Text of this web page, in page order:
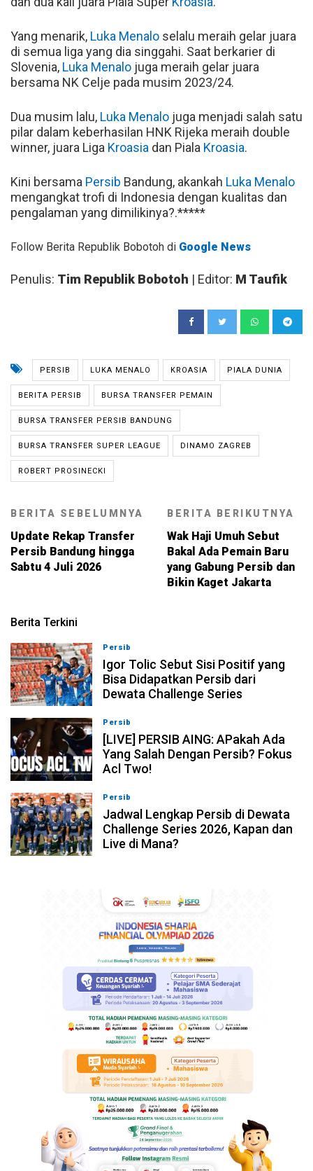
Yang menarik, Luka Menalo selalu meraih gelar juara
di semua liga yang dia singgahi. Saat berkarier di
Slovenia, Luka Menalo juga meraih gelar juara
bersama NK Celje pada musim 2023/24.
Dua musim lalu, Luka Menalo juga menjadi salah satu
pilar dalam keberhasilan HNK Rijeka meraih double
winner, juara Liga Kroasia dan Piala Kroasia.
Kini bersama Persib Bandung, akankah Luka Menalo
mengangkat trofi di Indonesia dengan kualitas dan
pengalaman yang dimilikinya?.*****
Follow Berita Republik Bobotoh di Google News
Penulis: Tim Republik Bobotoh | Editor: M Taufik
PERSIB LUKA MENALO KROASIA PIALA DUNIA
BERITA PERSIB BURSA TRANSFER PEMAIN
BURSA TRANSFER PERSIB BANDUNG
BURSA TRANSFER SUPER LEAGUE DINAMO ZAGREB
ROBERT PROSINECKI
BERITA SEBELUMNYA
Update Rekap Transfer
Persib Bandung hingga
Sabtu 4 Juli 2026
BERITA BERIKUTNYA
Wak Haji Umuh Sebut
Bakal Ada Pemain Baru
yang Gabung Persib dan
Bikin Kaget Jakarta
Berita Terkini
Persib
Igor Tolic Sebut Sisi Positif yang
Bisa Didapatkan Persib dari
Dewata Challenge Series
Persib
[LIVE] PERSIB AING: APakah Ada
Yang Salah Dengan Persib? Fokus
Acl Two!
Persib
Jadwal Lengkap Persib di Dewata
Challenge Series 2026, Kapan dan
Live di Mana?